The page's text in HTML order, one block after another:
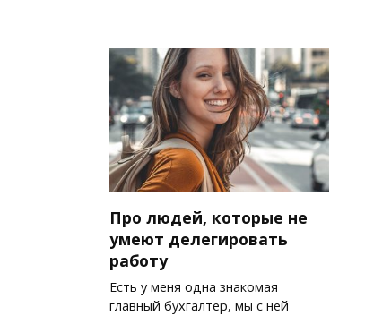
Про людей, которые не
умеют делегировать
работу
Есть у меня одна знакомая
главный бухгалтер, мы с ней